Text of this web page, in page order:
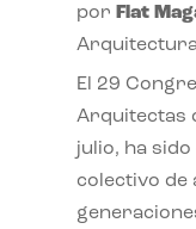
por Flat
El 29
Arquitectas
julio, ha
colectivo de